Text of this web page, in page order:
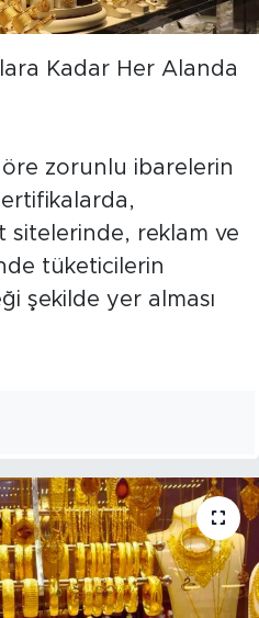
Kadar Her Alanda
zorunlu ibarelerin
reklam ve
tüketicilerin
şekilde yer alması